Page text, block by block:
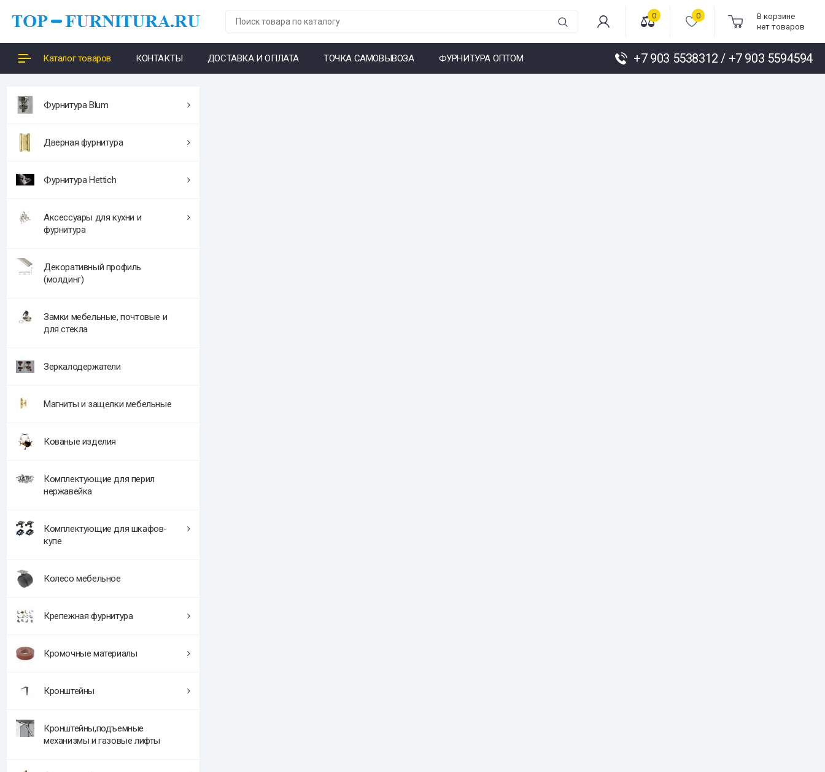
0 0
В корзине
нет товаров
Каталог товаров КОНТАКТЫ ДОСТАВКА И ОПЛАТА ТОЧКА САМОВЫВОЗА ФУРНИТУРА ОПТОМ +7 903 5538312 / +7 903 5594594
Фурнитура Blum
Дверная фурнитура
Фурнитура Hettich
Аксессуары для кухни и
фурнитура
Декоративный профиль
(молдинг)
Замки мебельные, почтовые и
для стекла
Зеркалодержатели
Магниты и защелки мебельные
Кованые изделия
Комплектующие для перил
нержавейка
Комплектующие для шкафов-
купе
Колесо мебельное
Крепежная фурнитура
Кромочные материалы
Кронштейны
Кронштейны,подъемные
механизмы и газовые лифты